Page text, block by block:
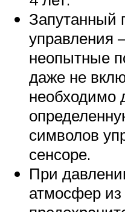
Запутанный
управления
неопытные
даже не
необходимо
символов
сенсоре.
При
атмосфер из